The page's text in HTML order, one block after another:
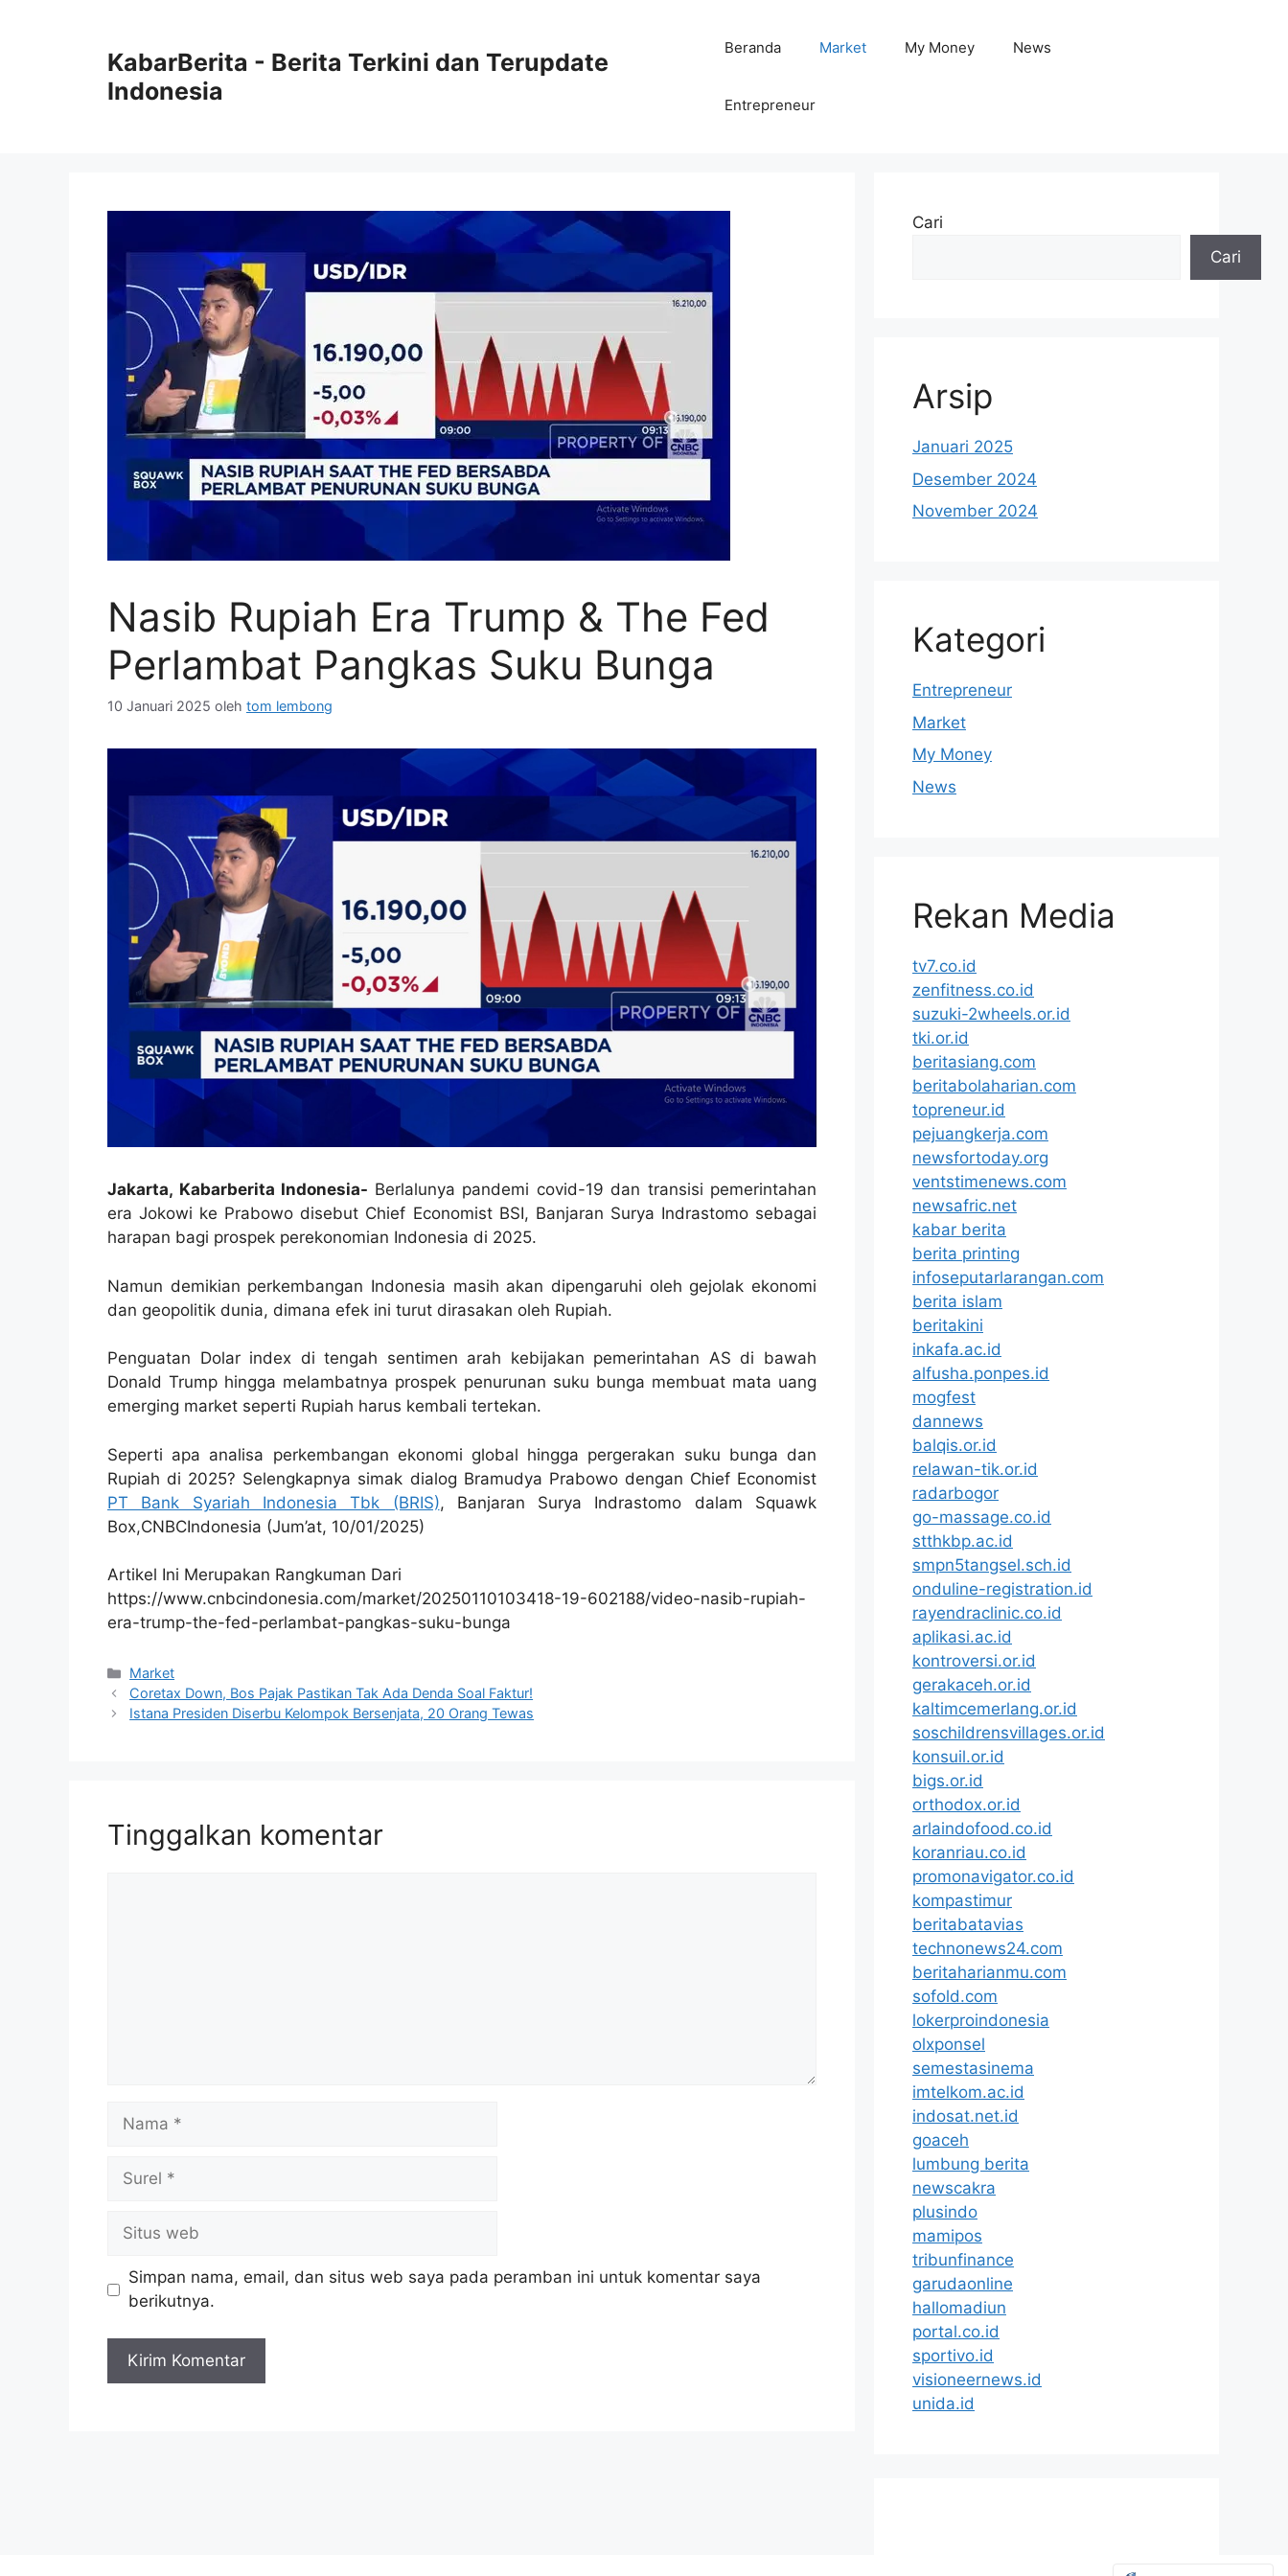
KabarBerita - Berita Terkini dan Terupdate
Indonesia
Beranda Market My Money News
Entrepreneur
Nasib Rupiah Era Trump & The Fed
Perlambat Pangkas Suku Bunga
10 Januari 2025 oleh tom lembong
Jakarta, Kabarberita Indonesia- Berlalunya pandemi covid-19 dan transisi pemerintahan
era Jokowi ke Prabowo disebut Chief Economist BSI, Banjaran Surya Indrastomo sebagai
harapan bagi prospek perekonomian Indonesia di 2025.
Namun demikian perkembangan Indonesia masih akan dipengaruhi oleh gejolak ekonomi
dan geopolitik dunia, dimana efek ini turut dirasakan oleh Rupiah.
Penguatan Dolar index di tengah sentimen arah kebijakan pemerintahan AS di bawah
Donald Trump hingga melambatnya prospek penurunan suku bunga membuat mata uang
emerging market seperti Rupiah harus kembali tertekan.
Seperti apa analisa perkembangan ekonomi global hingga pergerakan suku bunga dan
Rupiah di 2025? Selengkapnya simak dialog Bramudya Prabowo dengan Chief Economist
PT Bank Syariah Indonesia Tbk (BRIS), Banjaran Surya Indrastomo dalam Squawk
Box,CNBCIndonesia (Jum’at, 10/01/2025)
Artikel Ini Merupakan Rangkuman Dari
https://www.cnbcindonesia.com/market/20250110103418-19-602188/video-nasib-rupiah-
era-trump-the-fed-perlambat-pangkas-suku-bunga
Kategori
Market
Coretax Down, Bos Pajak Pastikan Tak Ada Denda Soal Faktur!
Istana Presiden Diserbu Kelompok Bersenjata, 20 Orang Tewas
Tinggalkan komentar
Nama
Surel
Situs
web
Simpan nama, email, dan situs web saya pada peramban ini untuk komentar saya
berikutnya.
Cari
Cari
Arsip
Januari 2025
Desember 2024
November 2024
Kategori
Entrepreneur
Market
My Money
News
Rekan Media
tv7.co.id
zenfitness.co.id
suzuki-2wheels.or.id
tki.or.id
beritasiang.com
beritabolaharian.com
topreneur.id
pejuangkerja.com
newsfortoday.org
ventstimenews.com
newsafric.net
kabar berita
berita printing
infoseputarlarangan.com
berita islam
beritakini
inkafa.ac.id
alfusha.ponpes.id
mogfest
dannews
balqis.or.id
relawan-tik.or.id
radarbogor
go-massage.co.id
stthkbp.ac.id
smpn5tangsel.sch.id
onduline-registration.id
rayendraclinic.co.id
aplikasi.ac.id
kontroversi.or.id
gerakaceh.or.id
kaltimcemerlang.or.id
soschildrensvillages.or.id
konsuil.or.id
bigs.or.id
orthodox.or.id
arlaindofood.co.id
koranriau.co.id
promonavigator.co.id
kompastimur
beritabatavias
technonews24.com
beritaharianmu.com
sofold.com
lokerproindonesia
olxponsel
semestasinema
imtelkom.ac.id
indosat.net.id
goaceh
lumbung berita
newscakra
plusindo
mamipos
tribunfinance
garudaonline
hallomadiun
portal.co.id
sportivo.id
visioneernews.id
unida.id